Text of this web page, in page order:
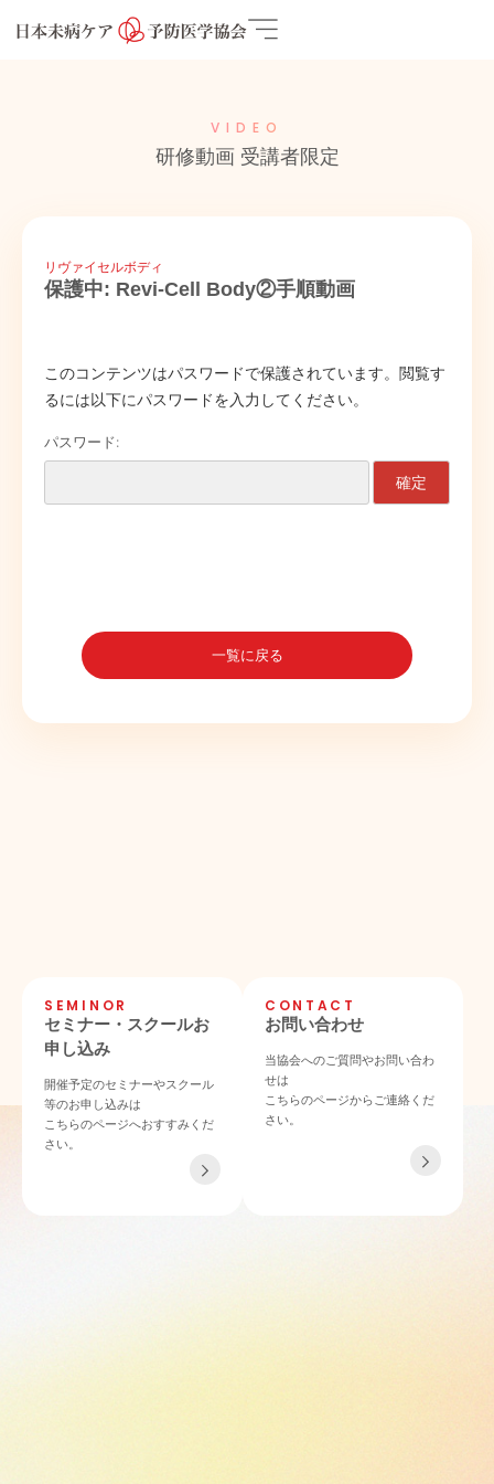
VIDEO
研修動画 受講者限定
リヴァイセルボディ
保護中: Revi-Cell Body②手順動画
このコンテンツはパスワードで保護されています。閲覧す
るには以下にパスワードを入力してください。
パスワード:
一覧に戻る
SEMINOR
セミナー・スクールお
申し込み
開催予定のセミナーやスクール
等のお申し込みは
こちらのページへおすすみくだ
さい。
CONTACT
お問い合わせ
当協会へのご質問やお問い合わ
せは
こちらのページからご連絡くだ
さい。
〒532-0011 大阪府大阪市淀川区西中島4-3-21 NLCセントラルビル901